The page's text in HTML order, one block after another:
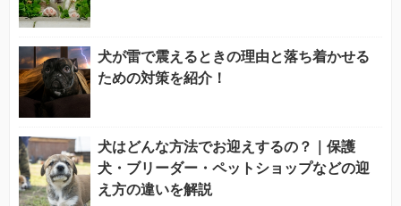
犬が雷で震えるときの理由と落ち着かせる
ための対策を紹介！
犬はどんな方法でお迎えするの？｜保護
犬・ブリーダー・ペットショップなどの迎
え方の違いを解説